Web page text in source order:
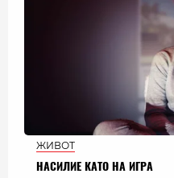
ЖИВОТ
НАСИЛИЕ КАТО НА ИГРА